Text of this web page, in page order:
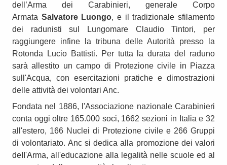
dell’Arma dei Carabinieri, generale Corpo
Armata Salvatore Luongo, e il tradizionale sfilamento
dei radunisti sul Lungomare Claudio Tintori, per
raggiungere infine la tribuna delle Autorità presso la
Rotonda Lucio Battisti. Per tutta la durata del raduno
sarà allestito un campo di Protezione civile in Piazza
sull'Acqua, con esercitazioni pratiche e dimostrazioni
delle attività dei volontari Anc.
Fondata nel 1886, l'Associazione nazionale Carabinieri
conta oggi oltre 165.000 soci, 1662 sezioni in Italia e 32
all'estero, 166 Nuclei di Protezione civile e 266 Gruppi
di volontariato. Anc si dedica alla promozione dei valori
deII'Arma, all'educazione alla legalità nelle scuole ed al